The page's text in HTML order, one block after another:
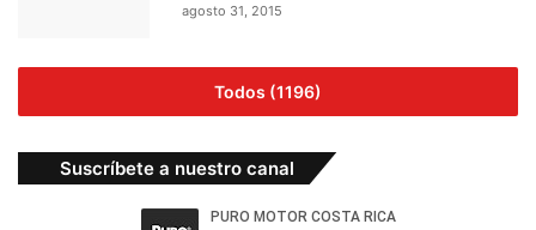
agosto 31, 2015
Todos (1196)
Suscríbete a nuestro canal